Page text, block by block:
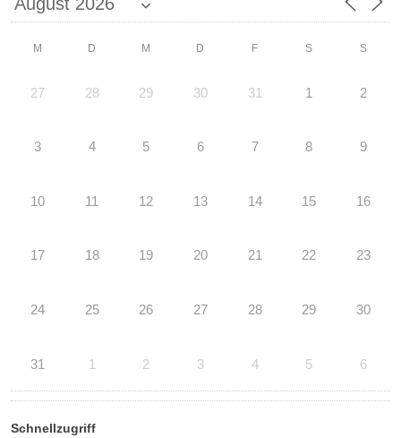
M D M D F S S
27 28 29 30 31 1 2
3 4 5 6 7 8 9
10 11 12 13 14 15 16
17 18 19 20 21 22 23
24 25 26 27 28 29 30
31 1 2 3 4 5 6
Schnellzugriff